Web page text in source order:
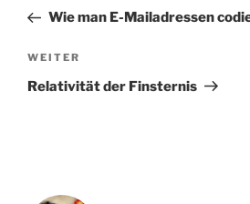
Beitrag
Wie man E-Mailadressen
Nächster
Beitrag
WEITER
Relativität der Finsternis